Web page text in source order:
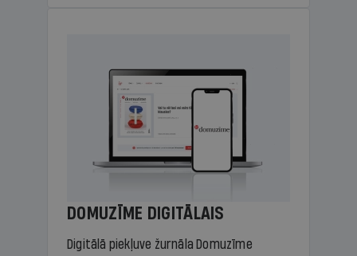
DOMUZĪME DIGITĀLAIS
Digitālā piekļuve žurnāla Domuzīme